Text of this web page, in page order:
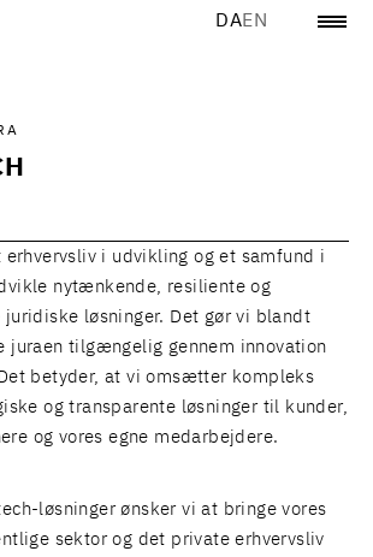
DAEN
i udvikling og et samfund i
nytænkende, resiliente og
løsninger. Det gør vi blandt
juraen tilgængelig gennem innovation
betyder, at vi omsætter kompleks
og transparente løsninger til kunder,
og vores egne medarbejdere.
løsninger ønsker vi at bringe vores
sektor og det private erhvervsliv